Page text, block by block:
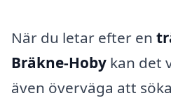
När du letar efter en
Bräkne-Hoby kan det
även överväga att